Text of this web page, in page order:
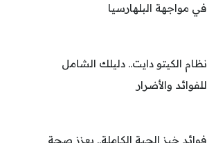
في مواجهة البلهارسيا
نظام الكيتو دايت.. دليلك الشامل
للفوائد والأضرار
فوائد خبز الحبة الكاملة.. يعزز صحة